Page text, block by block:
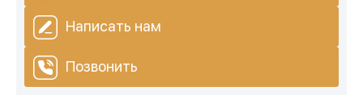
Написать нам
Позвонить